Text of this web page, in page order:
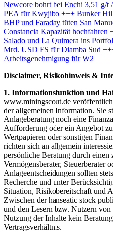
Newcore bohrt bei Enchi 3,51 g/
PEA für Kwyjibo +++ Bunker
BHP und Faraday tüten San
Constancia Kapazität hochfahren
Salado und La Quimera ins
Mrd. USD FS für Diamba Sud
Arbeitsgenehmigung für W2
Disclaimer, Risikohinweis &
1. Informationsfunktion und
www.miningscout.de
der allgemeinen Information. Sie
Anlageberatung noch eine
Aufforderung oder ein Angebot
Wertpapieren oder sonstigen
richten sich an allgemein
persönliche Beratung durch einen
Vermögensberater, Steuerberater
Anlageentscheidungen sollten
Recherche und unter
Situation, Risikobereitschaft und
Zwischen der hanseatic stock
und den Lesern bzw. Nutzern
Nutzung der Inhalte kein
Vertragsverhältnis.